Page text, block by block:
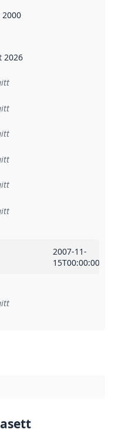
når dataene i dette
2026
2007-11-
15T00:00:00Z
implementasjonsregel